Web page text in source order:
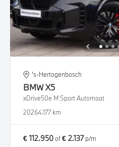
's-Hertogenbosch
BMWX5
xDrive50e M Sport Automaat
20264.177 km
€ 112.950of€ 2.137p/m